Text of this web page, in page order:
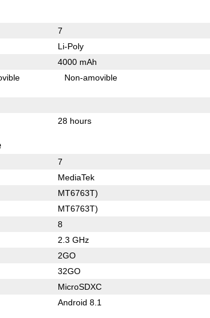
7
Li-Poly
4000 mAh
Non-amovible
28 hours
7
MediaTek
MT6763T)
MT6763T)
8
2.3 GHz
2GO
32GO
MicroSDXC
Android 8.1